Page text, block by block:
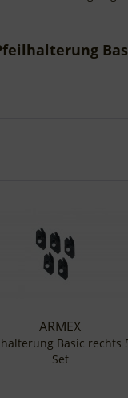
ARMEX
Basic rechts
Set